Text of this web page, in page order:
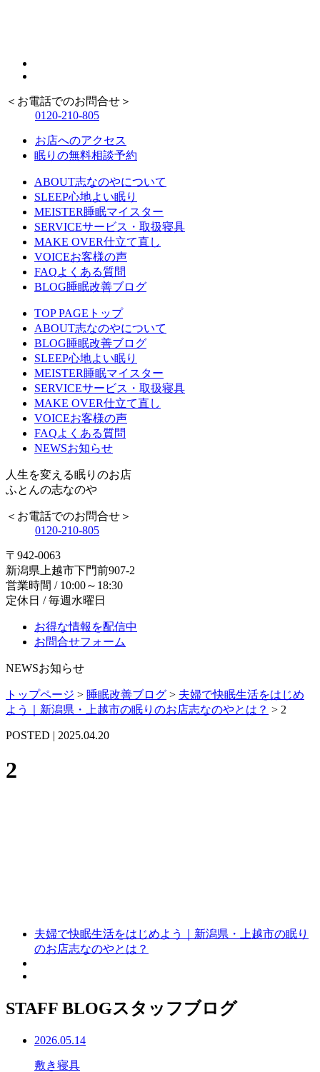
＜お電話でのお問合せ＞
0120-210-805
お店へのアクセス
眠りの無料相談予約
ABOUT志なのやについて
SLEEP心地よい眠り
MEISTER睡眠マイスター
SERVICEサービス・取扱寝具
MAKE OVER仕立て直し
VOICEお客様の声
FAQよくある質問
BLOG睡眠改善ブログ
TOP PAGE トップ
ABOUT志なのやについて
BLOG睡眠改善ブログ
SLEEP心地よい眠り
MEISTER睡眠マイスター
SERVICEサービス・取扱寝具
MAKE OVER仕立て直し
VOICEお客様の声
FAQよくある質問
NEWSお知らせ
人生を変える眠りのお店
ふとんの志なのや
＜お電話でのお問合せ＞
0120-210-805
〒942-0063
新潟県上越市下門前907-2
営業時間 / 10:00～18:30
定休日 / 毎週水曜日
お得な情報を配信中
お問合せフォーム
NEWSお知らせ
トップページ > 睡眠改善ブログ > 夫婦で快眠生活をはじめ
よう｜新潟県・上越市の眠りのお店志なのやとは？ > 2
POSTED | 2025.04.20
2
夫婦で快眠生活をはじめよう｜新潟県・上越市の眠り
のお店志なのやとは？
STAFF BLOGスタッフブログ
2026.05.14
敷き寝具